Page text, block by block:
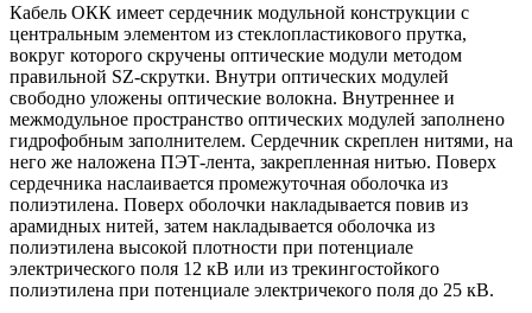
Кабель ОКК имеет сердечник модульной конструкции с
центральным элементом из стеклопластикового прутка,
вокруг которого скручены оптические модули методом
правильной SZ-скрутки. Внутри оптических модулей
свободно уложены оптические волокна. Внутреннее и
межмодульное пространство оптических модулей заполнено
гидрофобным заполнителем. Сердечник скреплен нитями, на
него же наложена ПЭТ-лента, закрепленная нитью. Поверх
сердечника наслаивается промежуточная оболочка из
полиэтилена. Поверх оболочки накладывается повив из
арамидных нитей, затем накладывается оболочка из
полиэтилена высокой плотности при потенциале
электрического поля 12 кВ или из трекингостойкого
полиэтилена при потенциале электричекого поля до 25 кВ.